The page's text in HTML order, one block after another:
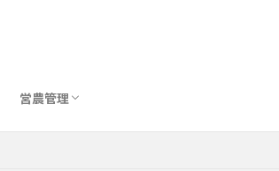
営農管理
圃場管理アプリおすすめ10選
農業用トイレ比較
バイオスティミュラント完全ガイド